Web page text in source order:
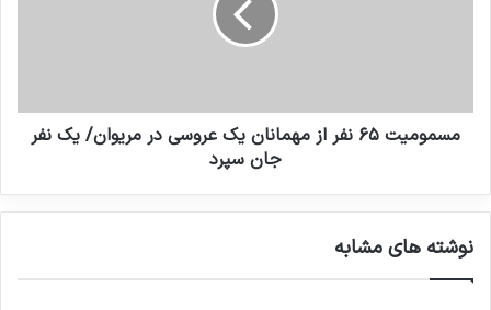
مسمومیت ۶۵ نفر از مهمانان یک عروسی در مریوان/ یک نفر
جان سپرد
نوشته های مشابه